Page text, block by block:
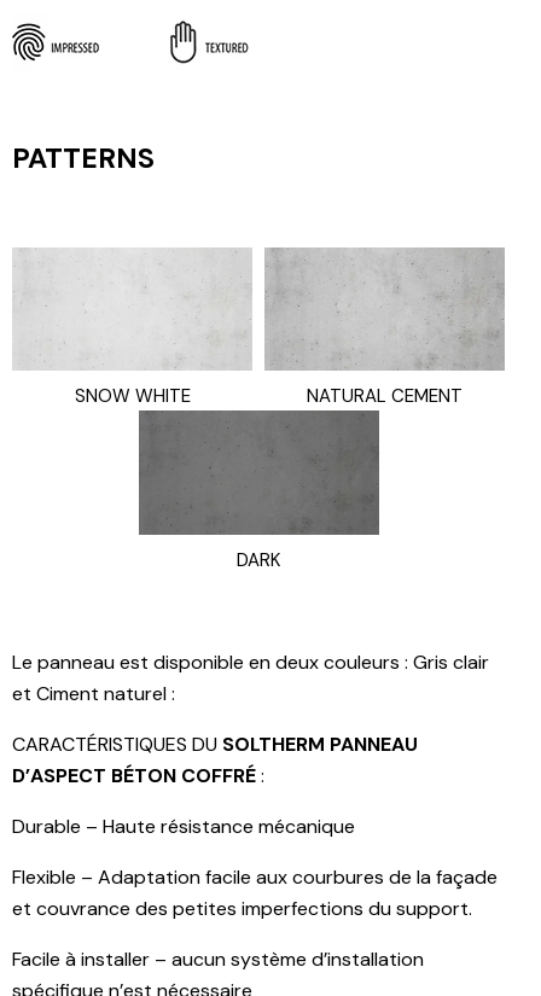
PATTERNS
SNOW WHITE NATURAL CEMENT
DARK
Le panneau est disponible en deux couleurs : Gris clair
et Ciment naturel :
CARACTÉRISTIQUES DU SOLTHERM PANNEAU
D’ASPECT BÉTON COFFRÉ:
Durable – Haute résistance mécanique
Flexible – Adaptation facile aux courbures de la façade
et couvrance des petites imperfections du support.
Facile à installer – aucun système d’installation
spécifique n’est nécessaire